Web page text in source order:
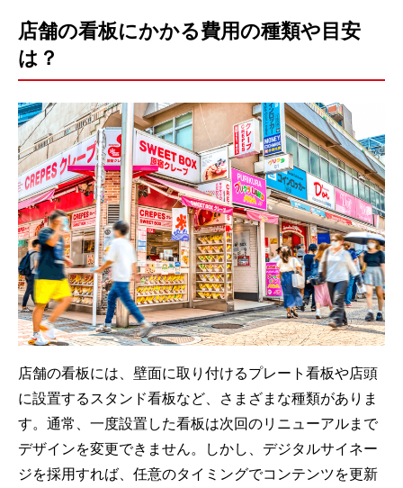
店舗の看板にかかる費用の種類や目安
は？
店舗の看板には、壁面に取り付けるプレート看板や店頭
に設置するスタンド看板など、さまざまな種類がありま
す。通常、一度設置した看板は次回のリニューアルまで
デザインを変更できません。しかし、デジタルサイネー
ジを採用すれば、任意のタイミングでコンテンツを更新